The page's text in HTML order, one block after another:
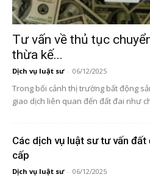
Tư vấn về thủ tục
thừa kế...
Dịch vụ luật sư - 06/12/2025
Trong bối cảnh thị trường bất động
giao dịch liên quan đến đất đai như
Các dịch vụ luật sư tư vấn
cấp
Dịch vụ luật sư - 06/12/2025